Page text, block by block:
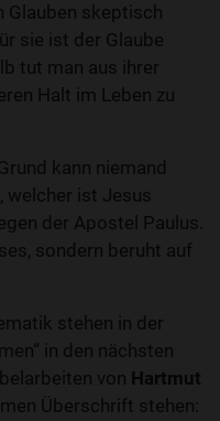
Glauben skeptisch
sie ist der Glaube
tut man aus ihrer
Halt im Leben zu
kann niemand
welcher ist Jesus
der Apostel Paulus.
sondern beruht auf
stehen in der
in den nächsten
von Hartmut
Überschrift stehen: